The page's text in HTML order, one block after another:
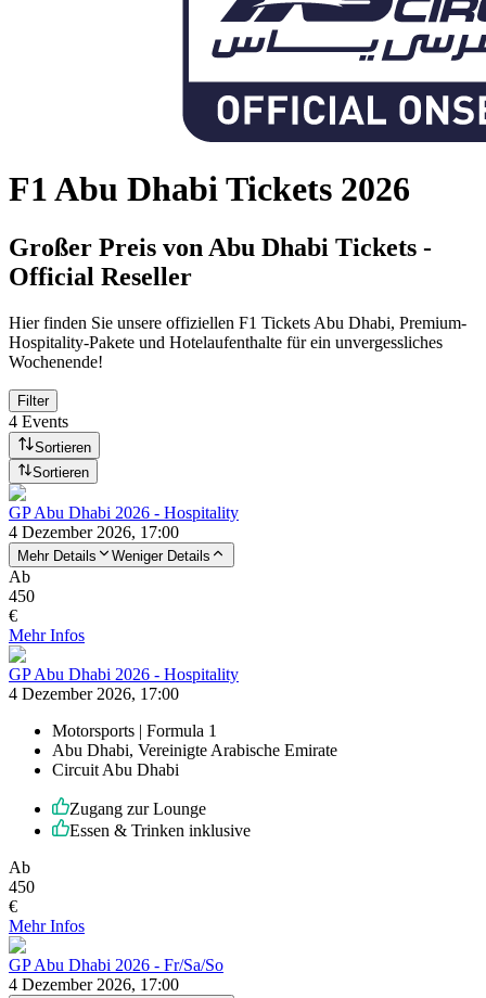
F1 Abu Dhabi Tickets 2026
Großer Preis von Abu Dhabi Tickets -
Official Reseller
Hier finden Sie unsere offiziellen F1 Tickets Abu Dhabi, Premium-
Hospitality-Pakete und Hotelaufenthalte für ein unvergessliches
Wochenende!
Filter
4 Events
Sortieren
Sortieren
GP Abu Dhabi 2026 - Hospitality
4 Dezember 2026, 17:00
Mehr Details Weniger Details
Ab
450
€
Mehr Infos
GP Abu Dhabi 2026 - Hospitality
4 Dezember 2026, 17:00
Motorsports | Formula 1
Abu Dhabi, Vereinigte Arabische Emirate
Circuit Abu Dhabi
Zugang zur Lounge
Essen & Trinken inklusive
Ab
450
€
Mehr Infos
GP Abu Dhabi 2026 - Fr/Sa/So
4 Dezember 2026, 17:00